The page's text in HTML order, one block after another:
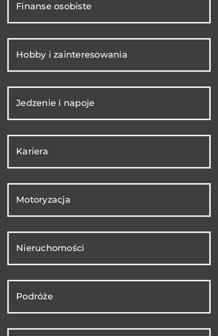
Finanse osobiste
Hobby i zainteresowania
Jedzenie i napoje
Kariera
Motoryzacja
Nieruchomości
Podróże